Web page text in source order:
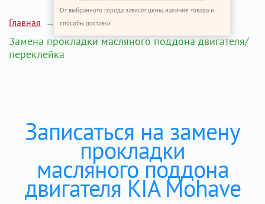
От выбранного города зависят цены, наличие товара и
способы доставки
Главная Ремонт КИА Мохаве
Замена прокладки масляного поддона двигателя/
переклейка
Записаться на замену
прокладки
масляного поддона
двигателя KIA Mohave